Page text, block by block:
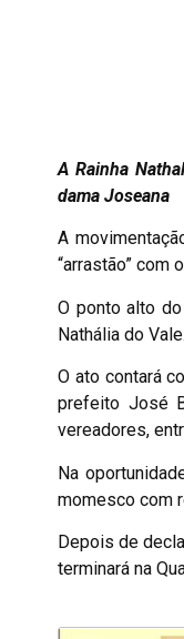
A Rainha
dama Joseana
A
“arrastão” com
O ponto alto
Nathália do Vale.
O ato contará
prefeito José
vereadores,
Na
momesco com
Depois de
terminará na